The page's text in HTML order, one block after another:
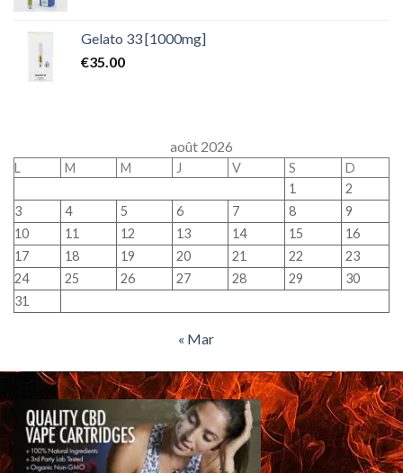
Gelato 33 [1000mg]
€35.00
août 2026
L M M J V S
D
1
2
3
4 5 6 7 8
9
10
11 12 13 14 15
16
17
18 19 20 21 22
23
24
25 26 27 28 29
30
31
« Mar